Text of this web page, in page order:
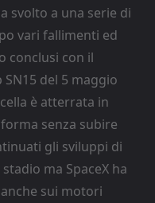
svolto a una serie di
vari fallimenti ed
conclusi con il
del 5 maggio
è atterrata in
senza subire
gli sviluppi di
ma SpaceX ha
sui motori